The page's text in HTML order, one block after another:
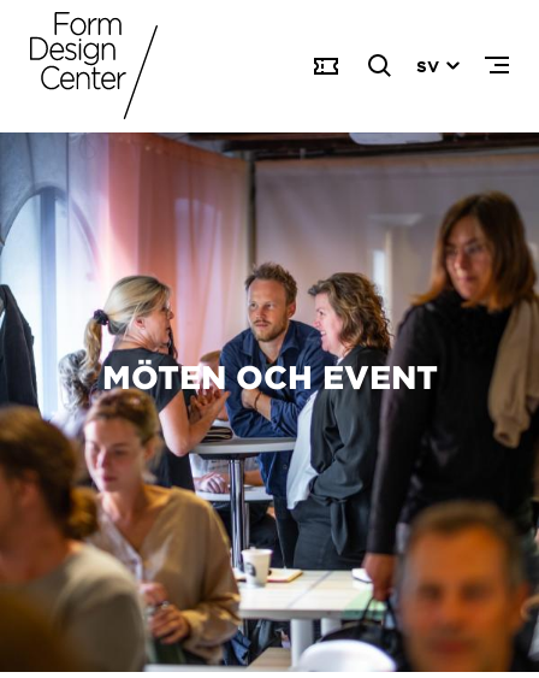
SV
MÖTEN OCH EVENT